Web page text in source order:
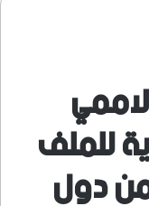
للملف
دول